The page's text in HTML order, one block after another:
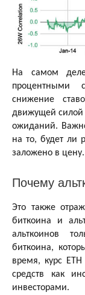
На самом
процентными
снижение
движущей силой
ожиданий.
на то, будет ли
заложено в цену.
Почему
Это также
биткоина и
альткоинов
биткоина,
время, курс
средств как